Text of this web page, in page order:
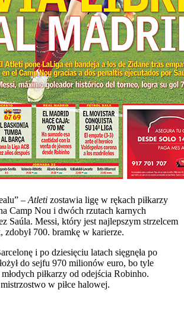
– Atleti zostawia ligę w rękach piłkarzy
Camp Nou i dwóch rzutach karnych
Saúla. Messi, który jest najlepszym strzelcem
700. bramkę w karierze.
i po dziesięciu latach sięgnęła po
do sejfu 970 milionów euro, bo tyle
piłkarzy od odejścia Robinho.
w piłce halowej.